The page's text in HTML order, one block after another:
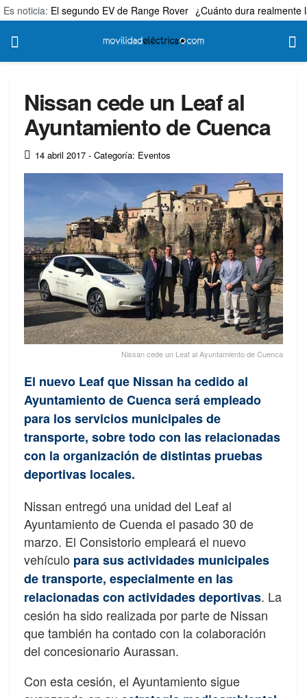
Es noticia: El segundo EV de Range Rover ¿Cuánto dura realmente
Nissan cede un Leaf al
Ayuntamiento de Cuenca
14 abril 2017 - Categoría: Eventos
Nissan cede un Leaf al Ayuntamiento de Cuenca
El nuevo Leaf que Nissan ha cedido al
Ayuntamiento de Cuenca será empleado
para los servicios municipales de
transporte, sobre todo con las relacionadas
con la organización de distintas pruebas
deportivas locales.
Nissan entregó una unidad del Leaf al
Ayuntamiento de Cuenda el pasado 30 de
marzo. El Consistorio empleará el nuevo
vehículo para sus actividades municipales
de transporte, especialmente en las
relacionadas con actividades deportivas. La
cesión ha sido realizada por parte de Nissan
que también ha contado con la colaboración
del concesionario Aurassan.
Con esta cesión, el Ayuntamiento sigue